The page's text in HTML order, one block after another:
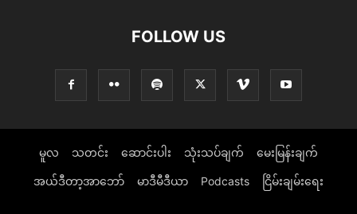
FOLLOW US
မူလ သတင်း ဆောင်းပါး သုံးသပ်ချက် မေးမြန်းချက်
အယ်ဒီတာ့အာဘော် မာဒီမီဒီယာ Podcasts ငြိမ်းချမ်းရေး